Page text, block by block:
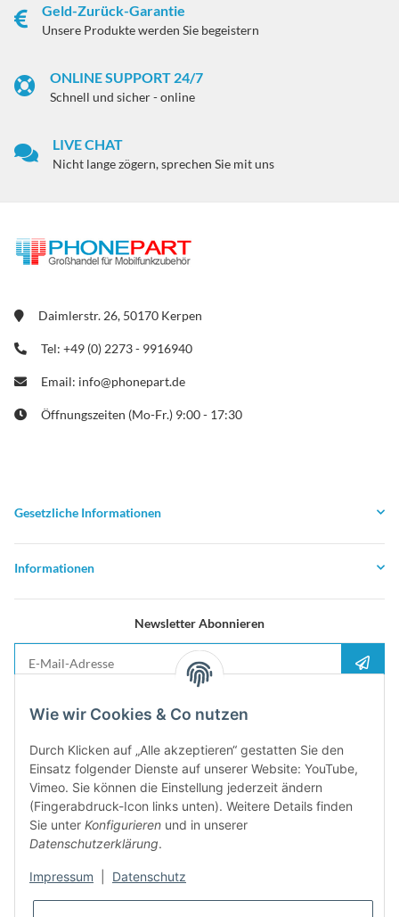
Wie wir Cookies & Co nutzen
Durch Klicken auf „Alle akzeptieren“ gestatten Sie den
Einsatz folgender Dienste auf unserer Website: YouTube,
Vimeo. Sie können die Einstellung jederzeit ändern
(Fingerabdruck-Icon links unten). Weitere Details finden
Sie unter Konfigurieren und in unserer
Datenschutzerklärung.
Impressum Datenschutz
Geld-Zurück-Garantie
Unsere Produkte werden Sie begeistern
ONLINE SUPPORT 24/7
Schnell und sicher - online
LIVE CHAT
Nicht lange zögern, sprechen Sie mit uns
Daimlerstr. 26, 50170 Kerpen
Tel: +49 (0) 2273 - 9916940
Email: info@phonepart.de
Öffnungszeiten (Mo-Fr.) 9:00 - 17:30
Gesetzliche Informationen
Informationen
Newsletter Abonnieren
Bitte senden Sie mir entsprechend Ihrer
jederzeit widerruflich Informationen zu Ihrem Produktsortiment per E-Mail zu.
Newsletter abonieren und5%Rabatt-Guschein erhalten. Für Ihren
nächsten Einkauf. Den Gutschein erhalten Sie per Email nach der
erfolgreichen Bestätigung Ihrer Email-Adresse